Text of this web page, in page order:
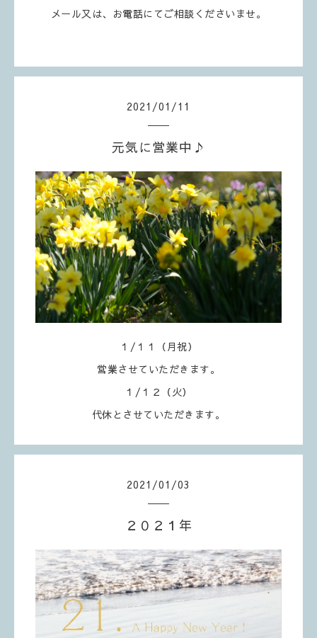
メール又は、お電話にてご相談くださいませ。
2021 /01 /11
元気に営業中♪
１/１１（月祝）
営業させていただきます。
１/１２（火）
代休とさせていただきます。
2021 /01 /03
２０２１年